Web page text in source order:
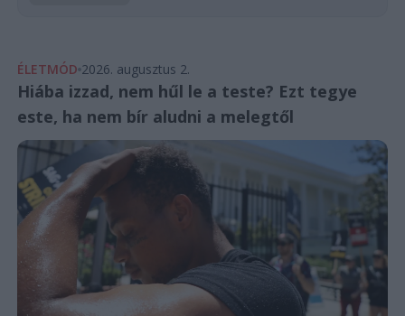
ÉLETMÓD 2026. augusztus 2.
Hiába izzad, nem hűl le a teste? Ezt tegye
este, ha nem bír aludni a melegtől